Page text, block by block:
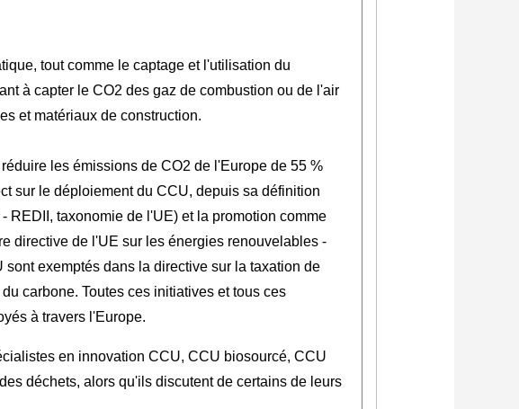
tout comme le captage et l'utilisation du
à capter le CO2 des gaz de combustion ou de l'air
et matériaux de construction.
les émissions de CO2 de l'Europe de 55 %
sur le déploiement du CCU, depuis sa définition
taxonomie de l'UE) et la promotion comme
directive de l'UE sur les énergies renouvelables -
exemptés dans la directive sur la taxation de
carbone. Toutes ces initiatives et tous ces
à travers l'Europe.
en innovation CCU, CCU biosourcé, CCU
déchets, alors qu'ils discutent de certains de leurs